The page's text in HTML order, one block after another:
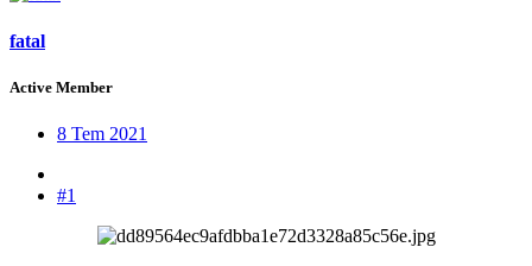
fatal
Active Member
8 Tem 2021
#1